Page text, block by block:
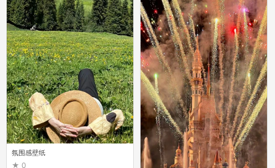
氛围感壁纸
0